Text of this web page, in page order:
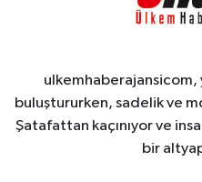
ulkemhaberajansicom,
buluştururken, sadelik ve
Şatafattan kaçınıyor ve
bir